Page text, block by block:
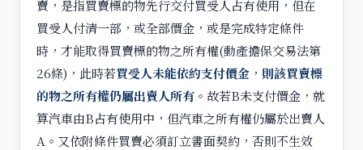
賣，是指買賣標的物先行交付買受人占有使用，但在
買受人付清一部，或全部價金，或是完成特定條件
時，才能取得買賣標的物之所有權(動產擔保交易法第
26條)，此時若買受人未能依約支付價金 ， 則該買賣標
的物之所有權仍屬出賣人所有 。故若B未支付價金，就
算汽車由B占有使用中，但汽車之所有權仍屬於出賣人
A。又依附條件買賣必須訂立書面契約，否則不生效